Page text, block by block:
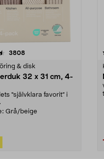
3808recensioner
& disk
32 x 31 cm, 4-
"självklara favorit” i
Grå/beige
4.0av 5 stjärnor